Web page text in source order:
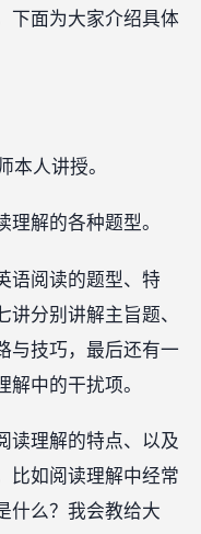
下面为大家介绍具体
本人讲授。
解的各种题型。
语阅读的题型、特
分别讲解主旨题、
与技巧，最后还有一
中的干扰项。
读理解的特点、以及
比如阅读理解中经常
什么？我会教给大